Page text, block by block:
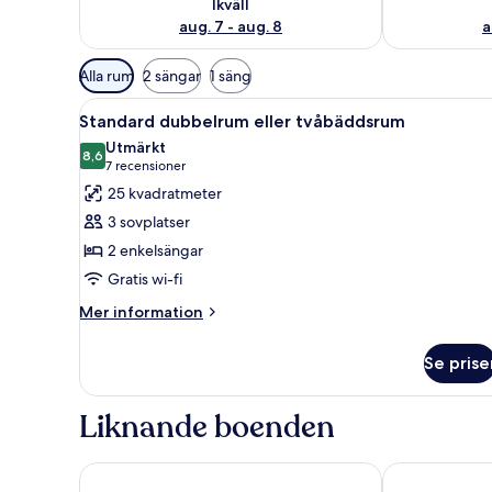
Ikväll
aug. 7 - aug. 8
Tillgängliga
filter
för
rum
Alla rum 2 sängar 1 säng
Öppna
alla
foton
för
Standard
dubbelrum
eller
tvåbäddsrum
Standard dubbelrum eller
7
Standard dubbelrum eller tvåbäddsrum
8,68,6 av 10
Utmärkt
7 recensioner
(7 recensioner)
25 kvadratmeter
3 sovplatser
2 enkelsängar
Gratis wi-fi
Mer information
Mer
dubbelrum
eller
tvåbäddsrum
Se
Liknande boenden
Hotel Stadt Hameln Parkhotel